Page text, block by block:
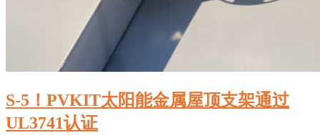
S-5！PVKIT太阳能金属屋顶支架通过
UL3741认证